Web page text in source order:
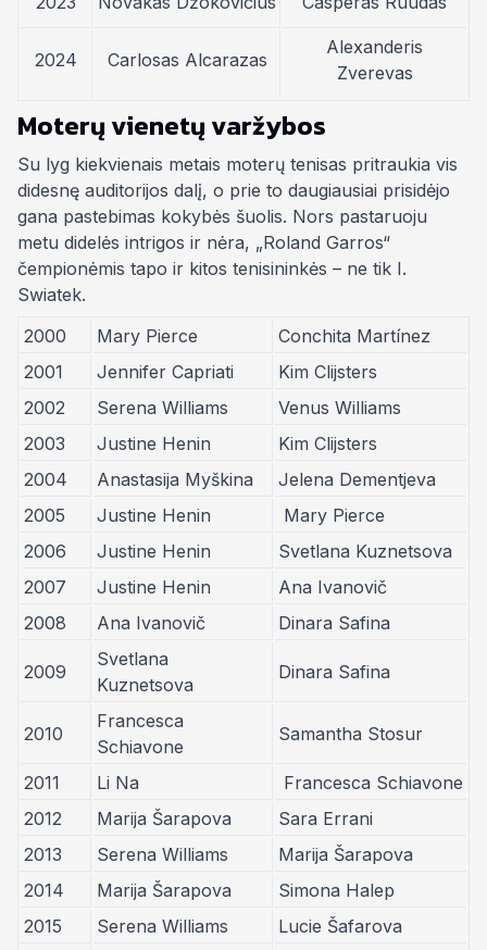
2024 Carlosas Alcarazas
Alexanderis
Zverevas
Moterų vienetų varžybos
Su lyg kiekvienais metais moterų tenisas pritraukia vis
didesnę auditorijos dalį, o prie to daugiausiai prisidėjo
gana pastebimas kokybės šuolis. Nors pastaruoju
metu didelės intrigos ir nėra, „Roland Garros“
čempionėmis tapo ir kitos tenisininkės – ne tik I.
Swiatek.
2000
Mary Pierce
Conchita Martínez
2001
Jennifer Capriati
Kim Clijsters
2002
Serena Williams
Venus Williams
2003
Justine Henin
Kim Clijsters
2004
Anastasija Myškina
Jelena Dementjeva
2005
Justine Henin
Mary Pierce
2006
Justine Henin
Svetlana Kuznetsova
2007
Justine Henin
Ana Ivanovič
2008
Ana Ivanovič Dinara Safina
2009
Svetlana
Kuznetsova
Dinara Safina
2010
Francesca
Schiavone
Samantha Stosur
2011 Li Na
Francesca Schiavone
2012
Marija Šarapova
Sara Errani
2013
Serena Williams
Marija Šarapova
2014
Marija Šarapova
Simona Halep
2015
Serena Williams
Lucie Šafarova